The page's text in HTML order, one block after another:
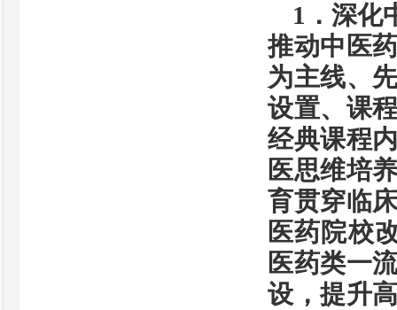
1．深化
推动中医
为主线、
设置、课
经典课程
医思维培
育贯穿临
医药院校
医药类一
设，提升